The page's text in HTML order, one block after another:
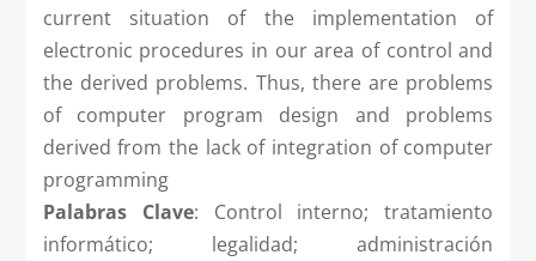
current situation of the implementation of
electronic procedures in our area of ​​control and
the derived problems. Thus, there are problems
of computer program design and problems
derived from the lack of integration of computer
programming
Palabras Clave: Control interno; tratamiento
informático; legalidad; administración